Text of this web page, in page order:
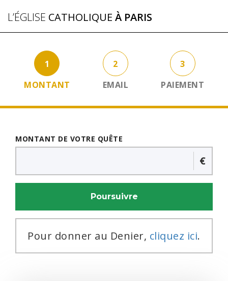
L’ÉGLISE CATHOLIQUE À PARIS
1
MONTANT
2
EMAIL
3
PAIEMENT
MONTANT DE VOTRE QUÊTE
Pour donner au Denier, cliquez ici.